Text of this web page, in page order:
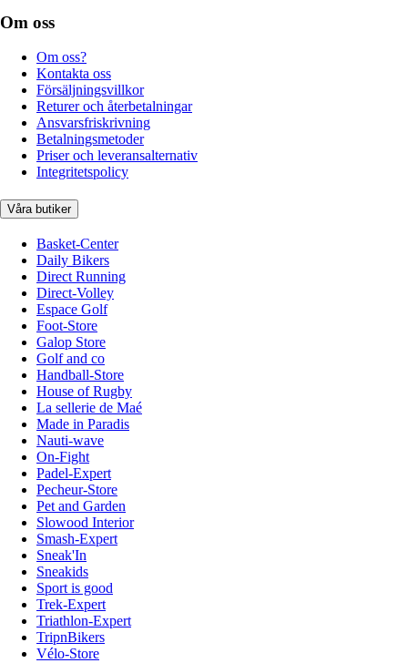
Om oss
Om oss?
Kontakta oss
Försäljningsvillkor
Returer och återbetalningar
Ansvarsfriskrivning
Betalningsmetoder
Priser och leveransalternativ
Integritetspolicy
Våra butiker
Basket-Center
Daily Bikers
Direct Running
Direct-Volley
Espace Golf
Foot-Store
Galop Store
Golf and co
Handball-Store
House of Rugby
La sellerie de Maé
Made in Paradis
Nauti-wave
On-Fight
Padel-Expert
Pecheur-Store
Pet and Garden
Slowood Interior
Smash-Expert
Sneak'In
Sneakids
Sport is good
Trek-Expert
Triathlon-Expert
TripnBikers
Vélo-Store